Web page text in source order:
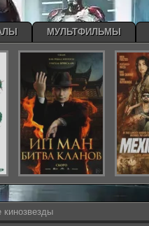
кинозвезды
МУЛЬТФИЛЬМЫ